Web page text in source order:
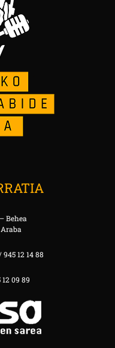
Behea
12 14 88
12 09 89